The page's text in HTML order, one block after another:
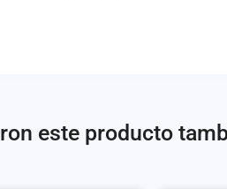
este producto